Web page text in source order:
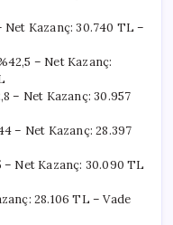
Kazanç: 30.740 TL –
– Net Kazanç:
– Net Kazanç: 30.957
– Net Kazanç: 28.397
Net Kazanç: 30.090 TL
28.106 TL – Vade